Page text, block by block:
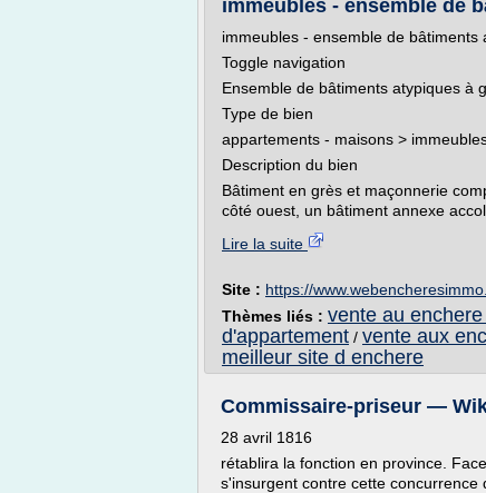
immeubles - ensemble de
immeubles - ensemble de
Toggle navigation
Ensemble de bâtiments atypiques à
Type de bien
appartements - maisons >
Description du bien
Bâtiment en grès et maçonnerie
côté ouest, un bâtiment annexe
Lire la suite
Site : https://
Thèmes liés : vente au
d'appartement / vente aux
meilleur site d enchere
Commissaire-priseur —
28 avril 1816
rétablira la fonction en province.
s'insurgent contre cette